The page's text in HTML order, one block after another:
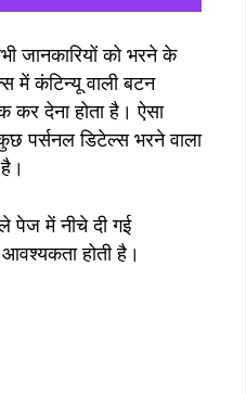
जानकारियों को भरने के
में कंटिन्यू वाली बटन
कर देना होता है। ऐसा
पर्सनल डिटेल्स भरने वाला
पेज में नीचे दी गई
होती है।